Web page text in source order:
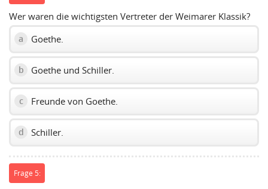
Wer waren die wichtigsten Vertreter der Weimarer Klassik?
a Goethe.
b Goethe und Schiller.
c Freunde von Goethe.
d Schiller.
Frage 5: